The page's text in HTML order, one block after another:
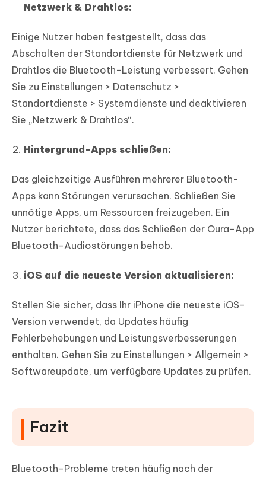
Netzwerk & Drahtlos:
Einige Nutzer haben festgestellt, dass das
Abschalten der Standortdienste für Netzwerk und
Drahtlos die Bluetooth-Leistung verbessert. Gehen
Sie zu Einstellungen > Datenschutz >
Standortdienste > Systemdienste und deaktivieren
Sie „Netzwerk & Drahtlos“.
Hintergrund-Apps schließen:
Das gleichzeitige Ausführen mehrerer Bluetooth-
Apps kann Störungen verursachen. Schließen Sie
unnötige Apps, um Ressourcen freizugeben. Ein
Nutzer berichtete, dass das Schließen der Oura-App
Bluetooth-Audiostörungen behob.
iOS auf die neueste Version aktualisieren:
Stellen Sie sicher, dass Ihr iPhone die neueste iOS-
Version verwendet, da Updates häufig
Fehlerbehebungen und Leistungsverbesserungen
enthalten. Gehen Sie zu Einstellungen > Allgemein >
Softwareupdate, um verfügbare Updates zu prüfen.
Fazit
Bluetooth-Probleme treten häufig nach der